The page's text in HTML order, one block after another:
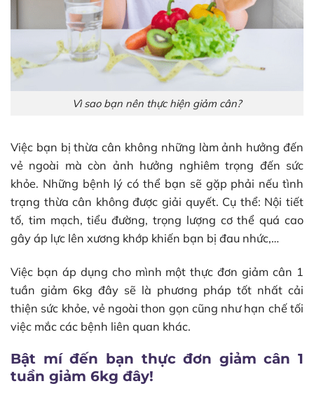
Vì sao bạn nên thực hiện giảm cân?
Việc bạn bị thừa cân không những làm ảnh hưởng đến
vẻ ngoài mà còn ảnh hưởng nghiêm trọng đến sức
khỏe. Những bệnh lý có thể bạn sẽ gặp phải nếu tình
trạng thừa cân không được giải quyết. Cụ thể: Nội tiết
tố, tim mạch, tiểu đường, trọng lượng cơ thể quá cao
gây áp lực lên xương khớp khiến bạn bị đau nhức,…
Việc bạn áp dụng cho mình một thực đơn giảm cân 1
tuần giảm 6kg đây sẽ là phương pháp tốt nhất cải
thiện sức khỏe, vẻ ngoài thon gọn cũng như hạn chế tối
việc mắc các bệnh liên quan khác.
Bật mí đến bạn thực đơn giảm cân 1
tuần giảm 6kg đây!